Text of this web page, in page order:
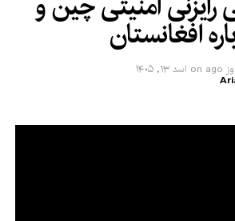
افغانستان
on اسد ۱۳, ۱۴۰۵